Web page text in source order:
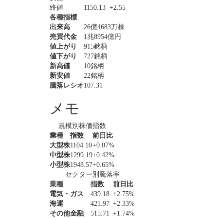
終値
1150.13 +2.55
各種指標
出来高
26億4683万株
売買代金
1兆8954億円
値上がり
915銘柄
値下がり
727銘柄
新高値
10銘柄
新安値
22銘柄
騰落レシオ107.31
メモ
規模別株価指数
業種
指数
前日比
大型株1104.10+0.07%
中型株1299.19+0.42%
小型株1948.57+0.65%
セクター別騰落率
業種
指数
前日比
電気・ガス
439.18 +2.75%
海運
421.97 +2.33%
その他金融
515.71 +1.74%